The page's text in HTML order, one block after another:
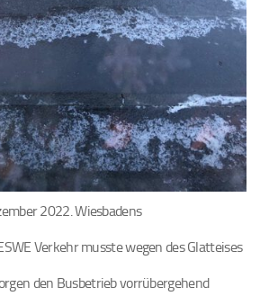
2022. Wiesbadens
Verkehr musste wegen des Glatteises
den Busbetrieb vorrübergehend